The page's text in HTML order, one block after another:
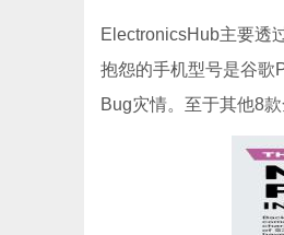
ElectronicsHub主要透
抱怨的手机型号是谷歌
Bug灾情。至于其他8